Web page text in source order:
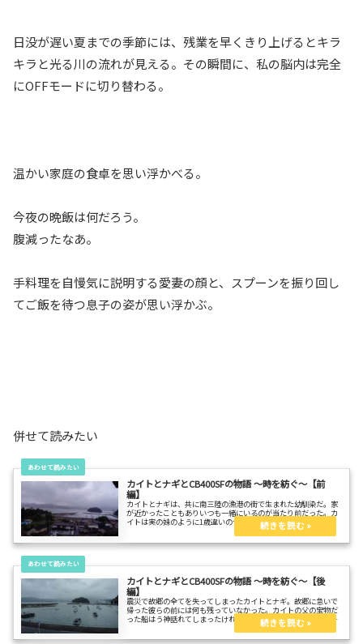
日没が遅い夏までの季節には、残業を早くきり上げるとキラ
キラと光る川の流れが見える。その瞬間に、私の脳内は完全
にOFFモードに切り替わる。
温かい家庭の食卓を思い浮かべる。
今夜の晩飯は何だろう。
腹減ったなあ。
手料理を自慢気に説明する愛妻の顔と、スプーンを振り回し
てご飯を待つ息子の姿が思い浮かぶ。
併せて読みたい
カイトとナギとCB400SFの物語 ～時を紡ぐ～【前
編】
カイトとナギは、共に南三陸の漁港の街で生まれた幼馴染だ。家
が近かったこともありいつも一緒にいるのが当たり前だった。カ
イトは実の妹のように1歳違いのナギを大切にしていた。そんな
二人の物語です。二人が高校性になり、東京で大学生になってい
カイトとナギとCB400SFの物語 ～時を紡ぐ～【後
編】
震災で故郷の全てを失ってしまったカイトとナギ。故郷に急いで
帰った彼らの前には何も残っていなかった。カイトの父の宝物だ
った船はう神話れてしまったけれど、残った宝物もあった。父の
遺志を受け継いでカイトは父の宝物を引継ぎ、故郷に帰る決意を
するのだった。